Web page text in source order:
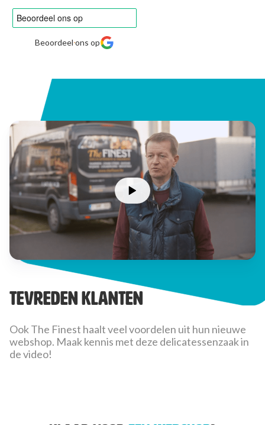
Beoordeel ons op
Wat we doen
Tevreden klanten
Ook The Finest haalt veel voordelen uit hun nieuwe
webshop. Maak kennis met deze delicatessenzaak in
de video!